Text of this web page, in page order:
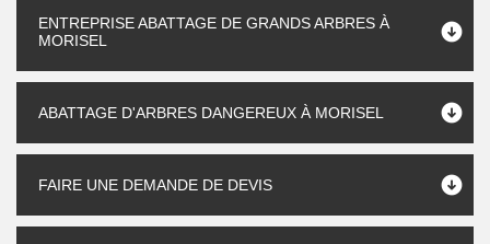
ENTREPRISE ABATTAGE DE GRANDS ARBRES À
MORISEL
ABATTAGE D'ARBRES DANGEREUX À MORISEL
FAIRE UNE DEMANDE DE DEVIS